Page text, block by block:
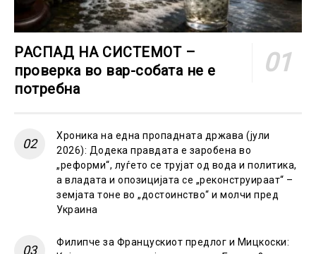
РАСПАД НА СИСТЕМОТ –
проверка во вар-собата не е
потребна
Хроника на една пропадната држава (јули
2026): Додека правдата е заробена во
„реформи“, луѓето се трујат од вода и политика,
а владата и опозицијата се „реконструираат“ –
земјата тоне во „достоинство“ и молчи пред
Украина
Филипче за Францускиот предлог и Мицкоски: